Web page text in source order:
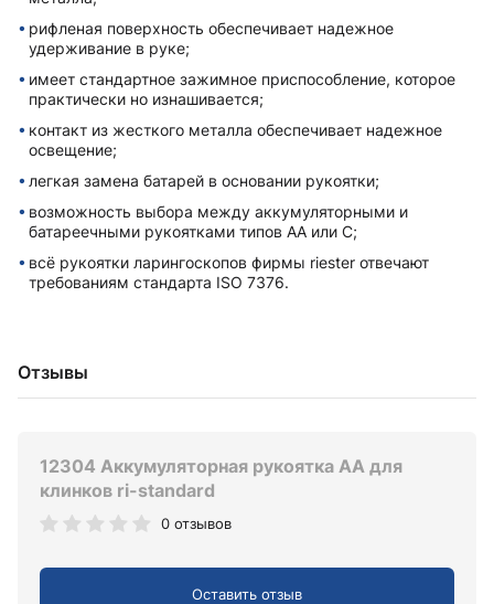
рифленая поверхность обеспечивает надежное
удерживание в руке;
имеет стандартное зажимное приспособление, которое
практически но изнашивается;
контакт из жесткого металла обеспечивает надежное
освещение;
легкая замена батарей в основании рукоятки;
возможность выбора между аккумуляторными и
батареечными рукоятками типов AA или C;
всё рукоятки ларингоскопов фирмы riester отвечают
требованиям стандарта ISO 7376.
Отзывы
12304 Аккумуляторная рукоятка AA для
клинков ri-standard
0 отзывов
Оставить отзыв